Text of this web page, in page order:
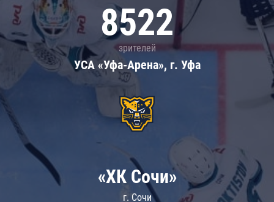
8522
зрителей
УСА «Уфа-Арена», г. Уфа
«ХК Сочи»
г. Сочи